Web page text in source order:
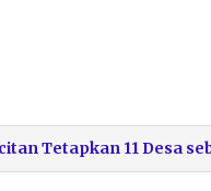
Tetapkan 11 Desa